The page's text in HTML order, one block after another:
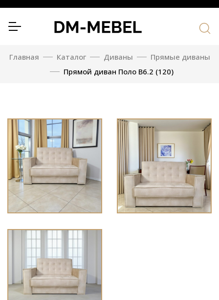
Главная Каталог Диваны
Прямые диваны
Прямой диван Поло В6.2 (120)